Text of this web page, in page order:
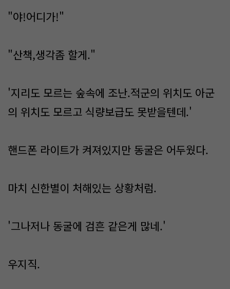
"야!어디가!"
"산책,생각좀 할게."
'지리도 모르는 숲속에 조난.적군의 위치도 아군
의 위치도 모르고 식량보급도 못받을텐데.'
핸드폰 라이트가 켜져있지만 동굴은 어두웠다.
마치 신한별이 처해있는 상황처럼.
'그나저나 동굴에 검흔 같은게 많네.'
우지직.